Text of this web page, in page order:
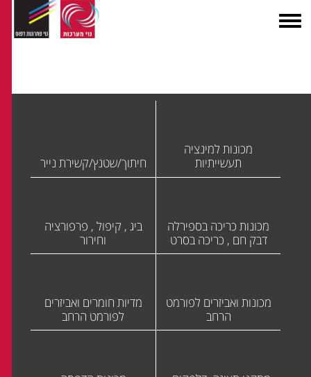
מכונות למינציה
תעשייתיות
חיתוך/שטנץ/קשירת נייר
מכונות כריכה בספירלה
דבק חם , כריכה בסרט
ביג , קיפול , פרפורציה
וחירור
מכונות ואביזרים לפורמט
הרחב
מדיות חומרים ואביזרים
לפורמט הרחב